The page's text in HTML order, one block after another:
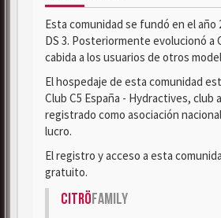
Esta comunidad se fundó en el año
DS 3. Posteriormente evolucionó a
cabida a los usuarios de otros
El hospedaje de esta comunidad
Club C5 España - Hydractives, club
registrado como asociación
lucro.
El registro y acceso a esta
gratuito.
CitröFamily